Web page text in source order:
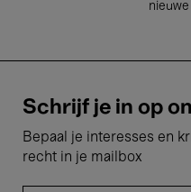
Schrijf je in op
Bepaal je interesses en
recht in je mailbox